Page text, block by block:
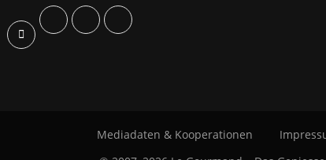
Mediadaten & Kooperationen